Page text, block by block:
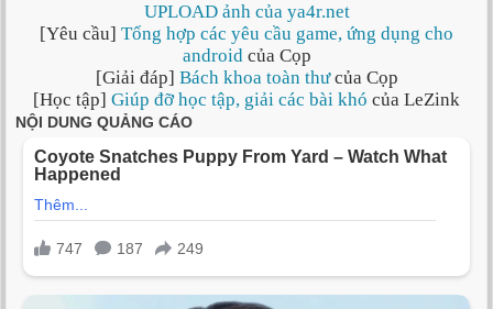
UPLOAD ảnh của ya4r.net
[Yêu cầu] Tổng hợp các yêu cầu game, ứng dụng cho
androidcủa Cọp
[Giải đáp] Bách khoa toàn thưcủa Cọp
[Học tập] Giúp đỡ học tập, giải các bài khó của LeZink